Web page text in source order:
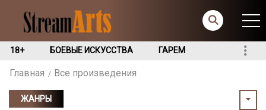
18+ БОЕВЫЕ ИСКУССТВА ГАРЕМ
Главная Все произведения
ЖАНРЫ